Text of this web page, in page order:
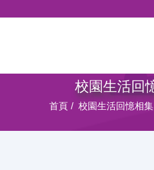
校園生活回
首頁 校園生活回憶相集